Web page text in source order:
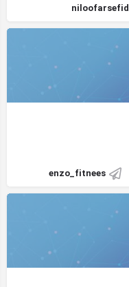
niloofarsefid
enzo_fitnees